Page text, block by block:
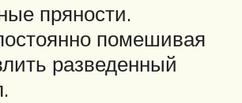
пряности.
помешивая
разведенный